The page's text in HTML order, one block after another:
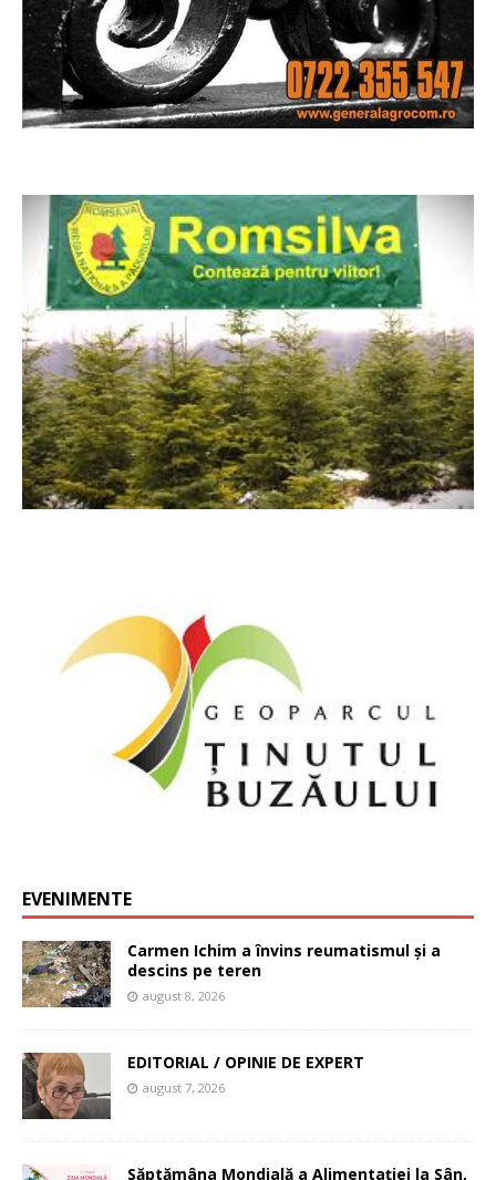
EVENIMENTE
Carmen Ichim a învins reumatismul și a
descins pe teren
august 8, 2026
EDITORIAL / OPINIE DE EXPERT
august 7, 2026
Săptămâna Mondială a Alimentației la Sân,